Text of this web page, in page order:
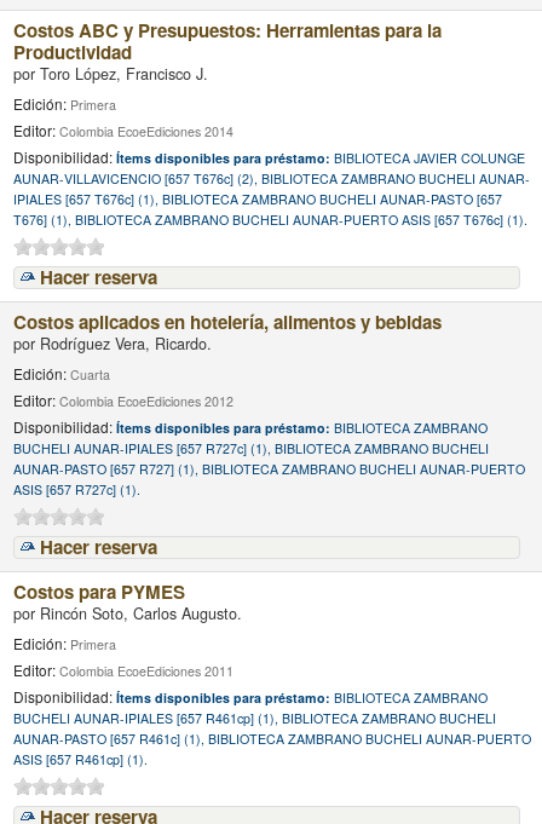
Costos ABC y Presupuestos: Herramientas para la
Productividad
porToro López, Francisco J.
Edición: Primera
Editor:Colombia EcoeEdiciones 2014
Disponibilidad:Ítems disponibles para préstamo:BIBLIOTECA JAVIER COLUNGE
AUNAR-VILLAVICENCIO [657 T676c] (2), BIBLIOTECA ZAMBRANO BUCHELI AUNAR-
IPIALES [657 T676c] (1), BIBLIOTECA ZAMBRANO BUCHELI AUNAR-PASTO [657
T676] (1), BIBLIOTECA ZAMBRANO BUCHELI AUNAR-PUERTO ASIS [657 T676c] (1).
Hacer reserva
Costos aplicados en hotelería, alimentos y bebidas
por Rodríguez Vera, Ricardo.
Edición:Cuarta
Editor:Colombia EcoeEdiciones 2012
Disponibilidad:Ítems disponibles para préstamo:BIBLIOTECA ZAMBRANO
BUCHELI AUNAR-IPIALES [657 R727c] (1), BIBLIOTECA ZAMBRANO BUCHELI
AUNAR-PASTO [657 R727] (1), BIBLIOTECA ZAMBRANO BUCHELI AUNAR-PUERTO
ASIS [657 R727c] (1).
Hacer reserva
Costos para PYMES
por Rincón Soto, Carlos Augusto.
Edición: Primera
Editor:Colombia EcoeEdiciones 2011
Disponibilidad:Ítems disponibles para préstamo:BIBLIOTECA ZAMBRANO
BUCHELI AUNAR-IPIALES [657 R461cp] (1), BIBLIOTECA ZAMBRANO BUCHELI
AUNAR-PASTO [657 R461c] (1), BIBLIOTECA ZAMBRANO BUCHELI AUNAR-PUERTO
ASIS [657 R461cp] (1).
Hacer reserva